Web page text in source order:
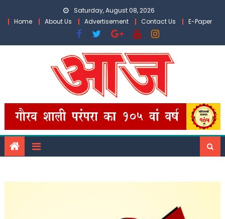
Saturday, August 08, 2026
Home
About Us Advertisement Contact Us E-Paper